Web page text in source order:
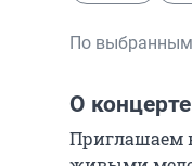
По выбранным
О концерте
Приглашаем